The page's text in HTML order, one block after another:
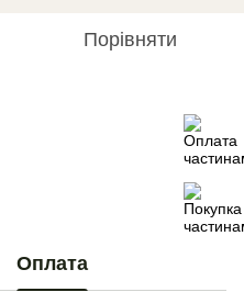
Порівняти
Оплата